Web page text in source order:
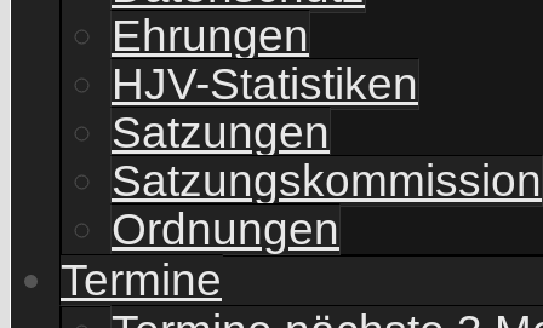
Ehrungen
HJV-Statistiken
Satzungen
Satzungskommission
Ordnungen
Termine